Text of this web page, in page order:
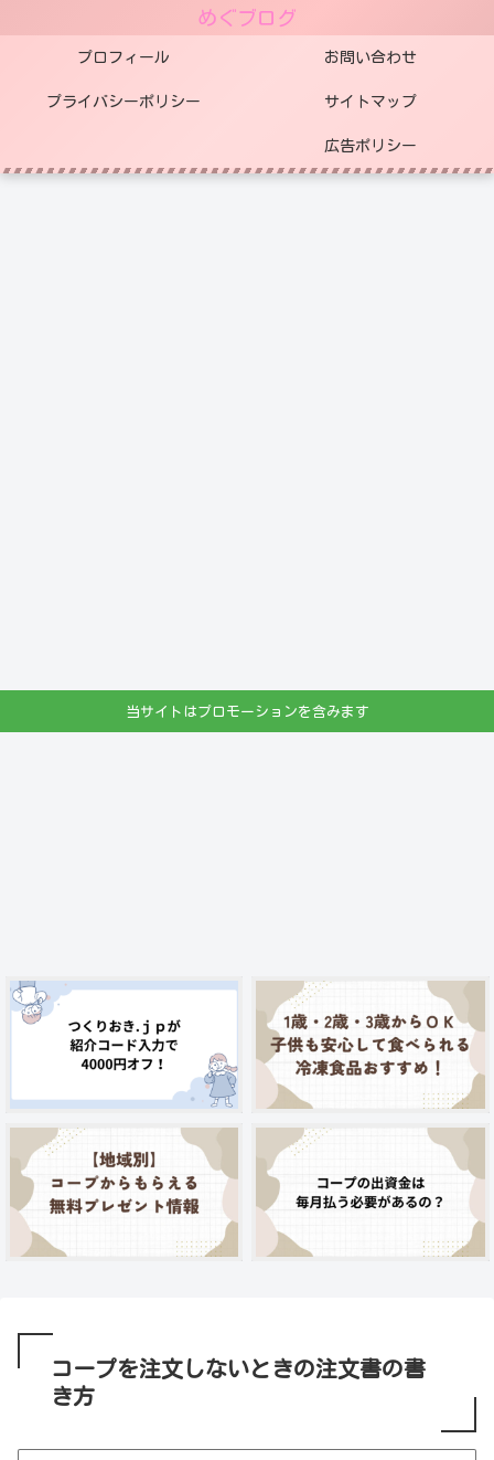
めぐブログ
プロフィール お問い合わせ
プライバシーポリシー サイトマップ
広告ポリシー
当サイトはプロモーションを含みます
コープを注文しないときの注文書の書
き方